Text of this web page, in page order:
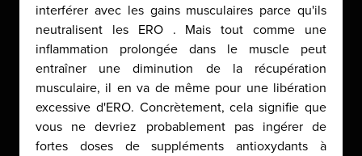
interférer avec les gains musculaires parce qu'ils
neutralisent les ERO . Mais tout comme une
inflammation prolongée dans le muscle peut
entraîner une diminution de la récupération
musculaire, il en va de même pour une libération
excessive d'ERO. Concrètement, cela signifie que
vous ne devriez probablement pas ingérer de
fortes doses de suppléments antioxydants à